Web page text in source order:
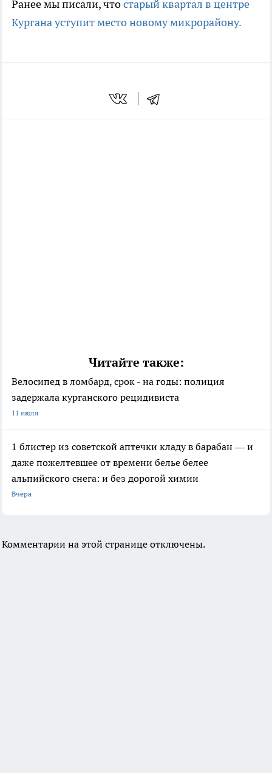
Ранее мы писали, чтостарый квартал в центре
Кургана уступит место новому микрорайону.
Читайте также:
Велосипед в ломбард, срок - на годы: полиция
задержала курганского рецидивиста
11 июля
1 блистер из советской аптечки кладу в барабан — и
даже пожелтевшее от времени белье белее
альпийского снега: и без дорогой химии
Вчера
Комментарии на этой странице отключены.